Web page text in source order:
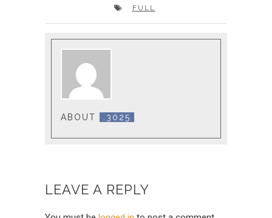
FULL
ABOUT .3025
LEAVE A REPLY